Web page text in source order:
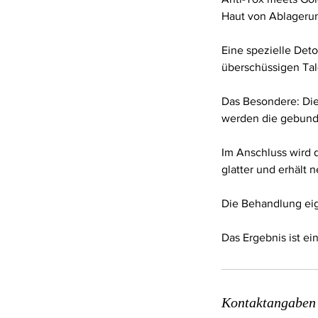
M
n
Haut von
Eine spezielle
überschüssigen
Das Besondere:
werden die
Im Anschluss wird
glatter und erhält
Die Behandlung
Das Ergebnis ist
Kontaktangaben